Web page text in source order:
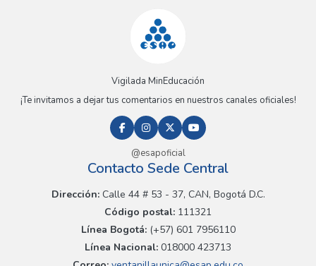
Vigilada MinEducación
¡Te invitamos a dejar tus comentarios en nuestros canales oficiales!
@esapoficial
Contacto Sede Central
Dirección:Calle 44 # 53 - 37, CAN, Bogotá D.C.
Código postal: 111321
Línea Bogotá:(+57) 601 7956110
Línea Nacional: 018000 423713